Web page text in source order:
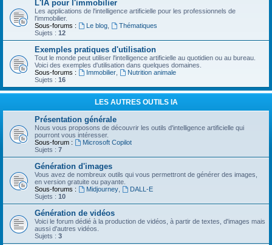
L'IA pour l'immobilier
Les applications de l'intelligence artificielle pour les professionnels de
l'immobilier.
Sous-forums :
Le blog,
Thématiques
Sujets : 12
Exemples pratiques d'utilisation
Tout le monde peut utiliser l'intelligence artificielle au quotidien ou au bureau.
Voici des exemples d'utilisation dans quelques domaines.
Sous-forums :
Immobilier,
Nutrition animale
Sujets : 16
LES AUTRES OUTILS IA
Présentation générale
Nous vous proposons de découvrir les outils d'intelligence artificielle qui
pourront vous intéresser.
Sous-forum :
Microsoft Copilot
Sujets : 7
Génération d'images
Vous avez de nombreux outils qui vous permettront de générer des images,
en version gratuite ou payante.
Sous-forums :
Midjourney,
DALL-E
Sujets : 10
Génération de vidéos
Voici le forum dédié à la production de vidéos, à partir de textes, d'images mais
aussi d'autres vidéos.
Sujets : 3